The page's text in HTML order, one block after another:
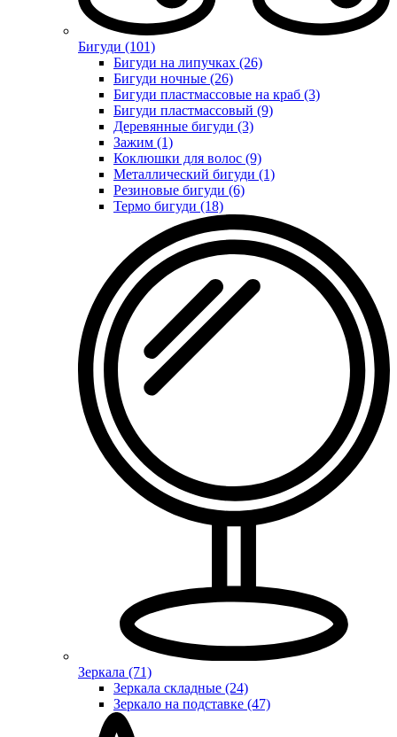
Бигуди (101)
Бигуди на липучках (26)
Бигуди ночные (26)
Бигуди пластмассовые на краб (3)
Бигуди пластмассовый (9)
Деревянные бигуди (3)
Зажим (1)
Коклюшки для волос (9)
Металлический бигуди (1)
Резиновые бигуди (6)
Термо бигуди (18)
Зеркала (71)
Зеркала складные (24)
Зеркало на подставке (47)